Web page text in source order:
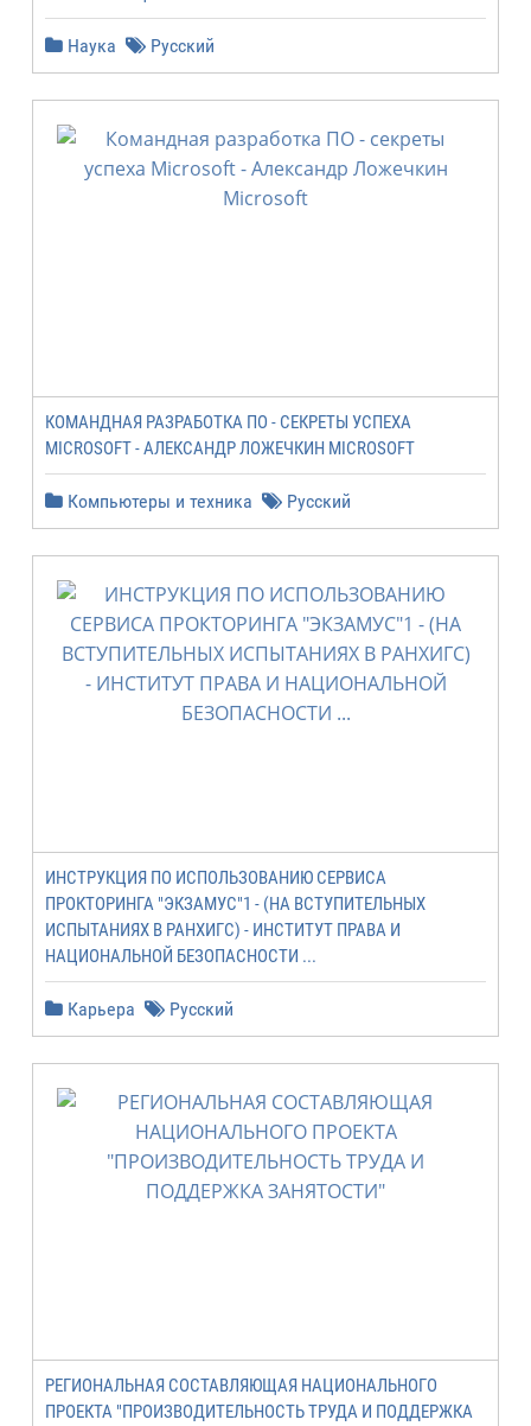
Наука Русский
КОМАНДНАЯ РАЗРАБОТКА ПО - СЕКРЕТЫ УСПЕХА
MICROSOFT - АЛЕКСАНДР ЛОЖЕЧКИН MICROSOFT
Компьютеры и техника Русский
ИНСТРУКЦИЯ ПО ИСПОЛЬЗОВАНИЮ СЕРВИСА
ПРОКТОРИНГА "ЭКЗАМУС"1 - (НА ВСТУПИТЕЛЬНЫХ
ИСПЫТАНИЯХ В РАНХИГС) - ИНСТИТУТ ПРАВА И
НАЦИОНАЛЬНОЙ БЕЗОПАСНОСТИ ...
Карьера Русский
РЕГИОНАЛЬНАЯ СОСТАВЛЯЮЩАЯ НАЦИОНАЛЬНОГО
ПРОЕКТА "ПРОИЗВОДИТЕЛЬНОСТЬ ТРУДА И ПОДДЕРЖКА